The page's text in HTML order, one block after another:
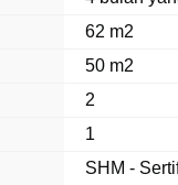
62 m2
50 m2
2
1
SHM -